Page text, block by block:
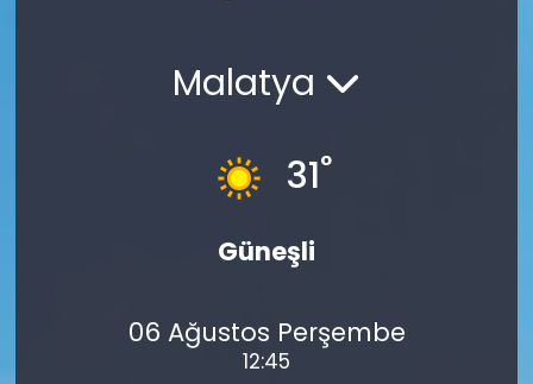
Malatya
31°
Güneşli
06 Ağustos Perşembe
12:45